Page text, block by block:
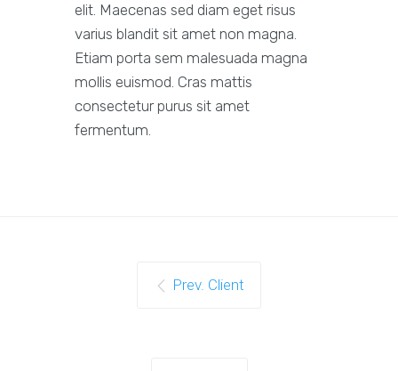
elit. Maecenas sed diam eget risus
varius blandit sit amet non magna.
Etiam porta sem malesuada magna
mollis euismod. Cras mattis
consectetur purus sit amet
fermentum.
Prev. Client